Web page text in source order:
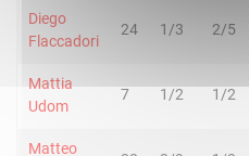
Diego
Flaccadori
24 1/3 2/5
Mattia
Udom
7 1/2 1/2
Matteo